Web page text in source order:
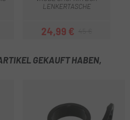
LENKERTASCHE
Preis
24,99 €Regulärer Preis
GEKAUFT HABEN,